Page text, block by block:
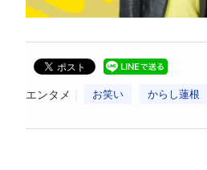
エンタメ お笑い からし蓮根